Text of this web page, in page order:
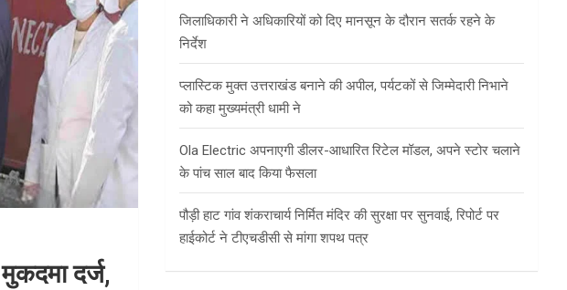
दर्ज,
जिलाधिकारी ने अधिकारियों को दिए मानसून के दौरान सतर्क रहने के
निर्देश
प्लास्टिक मुक्त उत्तराखंड बनाने की अपील, पर्यटकों से जिम्मेदारी निभाने
को कहा मुख्यमंत्री धामी ने
Ola Electric अपनाएगी डीलर-आधारित रिटेल मॉडल, अपने स्टोर चलाने
के पांच साल बाद किया फैसला
पौड़ी हाट गांव शंकराचार्य निर्मित मंदिर की सुरक्षा पर सुनवाई, रिपोर्ट पर
हाईकोर्ट ने टीएचडीसी से मांगा शपथ पत्र